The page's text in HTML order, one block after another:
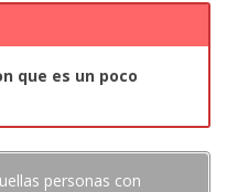
que es un poco
personas con